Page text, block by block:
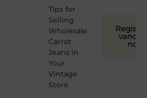
Tips for
Selling
Wholesale
Carrot
Jeans in
Your
Vintage
Store
nog